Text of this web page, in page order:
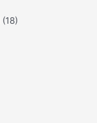
(18)